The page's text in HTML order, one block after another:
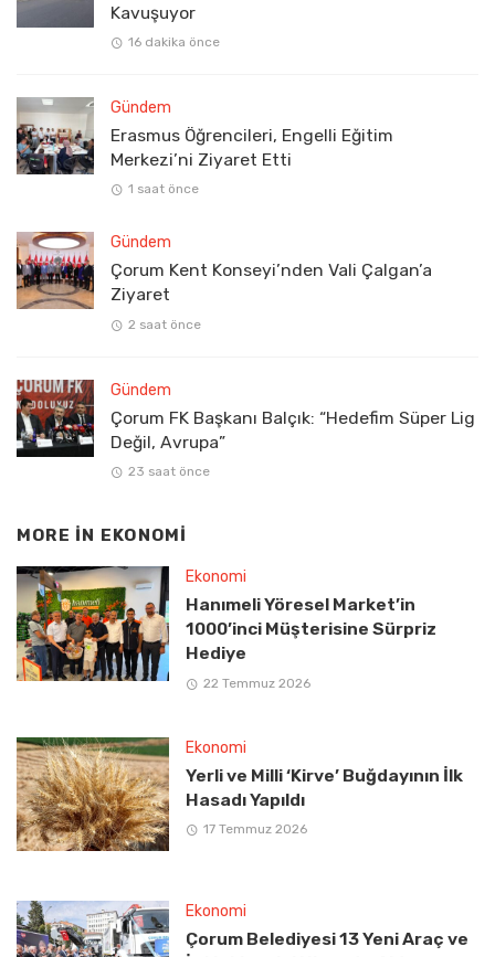
Kavuşuyor
16 dakika önce
Gündem
Erasmus Öğrencileri, Engelli Eğitim
Merkezi’ni Ziyaret Etti
1 saat önce
Gündem
Çorum Kent Konseyi’nden Vali Çalgan’a
Ziyaret
2 saat önce
Gündem
Çorum FK Başkanı Balçık: “Hedefim Süper Lig
Değil, Avrupa”
23 saat önce
MORE IN EKONOMI
Ekonomi
Hanımeli Yöresel Market’in
1000’inci Müşterisine Sürpriz
Hediye
22 Temmuz 2026
Ekonomi
Yerli ve Milli ‘Kirve’ Buğdayının İlk
Hasadı Yapıldı
17 Temmuz 2026
Ekonomi
Çorum Belediyesi 13 Yeni Araç ve